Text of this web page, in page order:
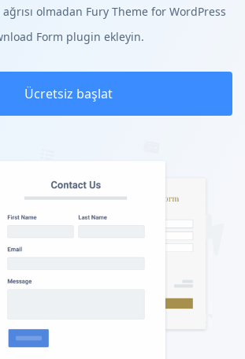
olmadan Fury Theme for WordPress
Form plugin ekleyin.
Ücretsiz başlat